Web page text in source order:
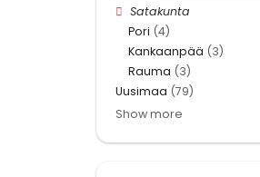
Satakunta
Pori (4)
Kankaanpää (3)
Rauma (3)
Uusimaa (79)
Show more